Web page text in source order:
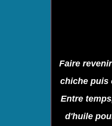
Faire
chiche puis
Entre
d'huile